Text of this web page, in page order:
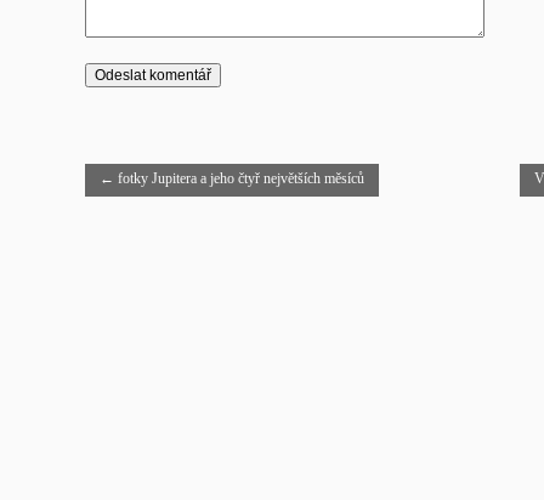
← fotky Jupitera a jeho čtyř největších měsíců